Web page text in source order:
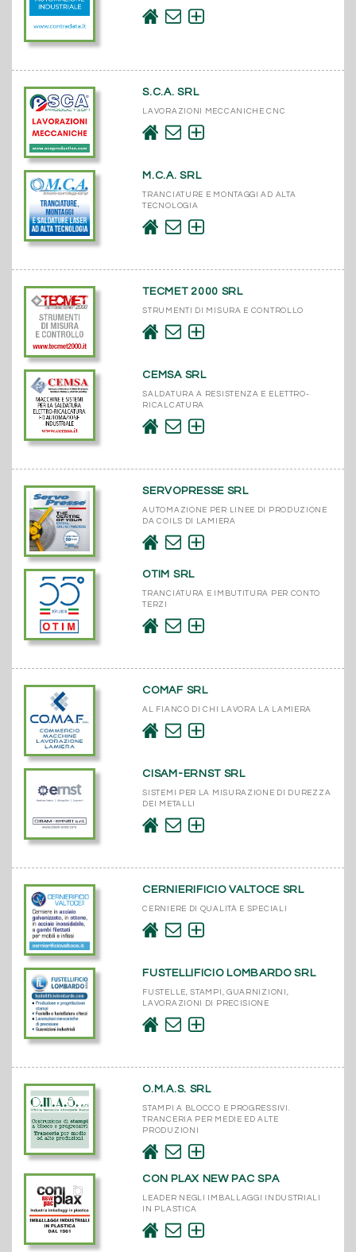
S.C.A. SRL
LAVORAZIONI MECCANICHE CNC
M.C.A. SRL
TRANCIATURE E MONTAGGI AD ALTA
TECNOLOGIA
TECMET 2000 SRL
STRUMENTI DI MISURA E CONTROLLO
CEMSA SRL
SALDATURA A RESISTENZA E ELETTRO-
RICALCATURA
SERVOPRESSE SRL
AUTOMAZIONE PER LINEE DI PRODUZIONE
DA COILS DI LAMIERA
OTIM SRL
TRANCIATURA E IMBUTITURA PER CONTO
TERZI
COMAF SRL
AL FIANCO DI CHI LAVORA LA LAMIERA
CISAM-ERNST SRL
SISTEMI PER LA MISURAZIONE DI DUREZZA
DEI METALLI
CERNIERIFICIO VALTOCE SRL
CERNIERE DI QUALITÀ E SPECIALI
FUSTELLIFICIO LOMBARDO SRL
FUSTELLE, STAMPI, GUARNIZIONI,
LAVORAZIONI DI PRECISIONE
O.M.A.S. SRL
STAMPI A BLOCCO E PROGRESSIVI.
TRANCERIA PER MEDIE ED ALTE
PRODUZIONI
CON PLAX NEW PAC SPA
LEADER NEGLI IMBALLAGGI INDUSTRIALI
IN PLASTICA